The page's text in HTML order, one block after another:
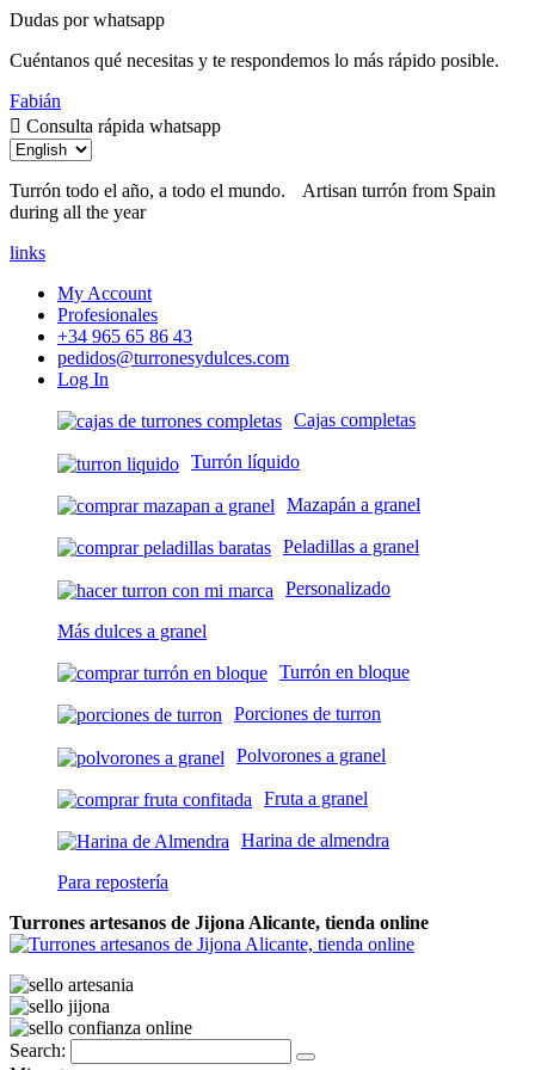
Dudas por whatsapp
Cuéntanos qué necesitas y te respondemos lo más rápido posible.
Fabián
Consulta rápida whatsapp
Turrón todo el año, a todo el mundo.
Artisan turrón from Spain
during all the year
links
My Account
Profesionales
+34 965 65 86 43
pedidos@turronesydulces.com
Log In
Cajas completas
Turrón líquido
Mazapán a granel
Peladillas a granel
Personalizado
Más dulces a granel
Turrón en bloque
Porciones de turron
Polvorones a granel
Fruta a granel
Harina de almendra
Para repostería
Turrones artesanos de Jijona Alicante, tienda online
Search: